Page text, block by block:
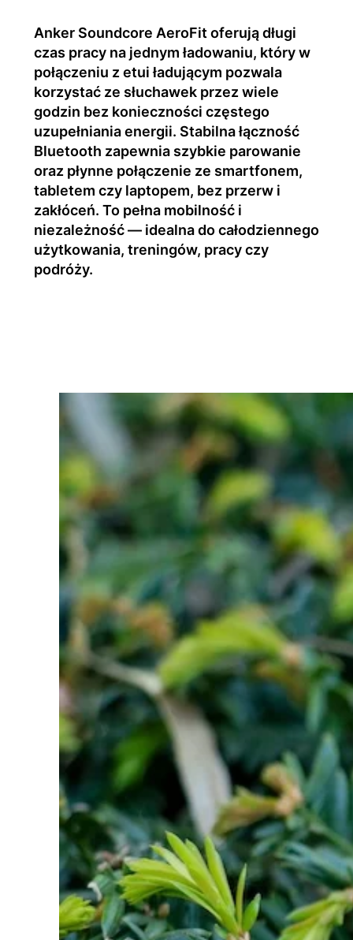
Anker Soundcore AeroFit oferują długi
czas pracy na jednym ładowaniu, który w
połączeniu z etui ładującym pozwala
korzystać ze słuchawek przez wiele
godzin bez konieczności częstego
uzupełniania energii. Stabilna łączność
Bluetooth zapewnia szybkie parowanie
oraz płynne połączenie ze smartfonem,
tabletem czy laptopem, bez przerw i
zakłóceń. To pełna mobilność i
niezależność — idealna do całodziennego
użytkowania, treningów, pracy czy
podróży.